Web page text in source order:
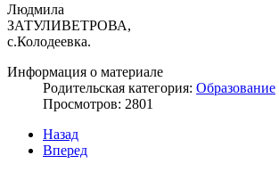
Людмила
ЗАТУЛИВЕТРОВА,
с.Колодеевка.
Информация о материале
Родительская категория: Образование
Просмотров: 2801
Назад
Вперед